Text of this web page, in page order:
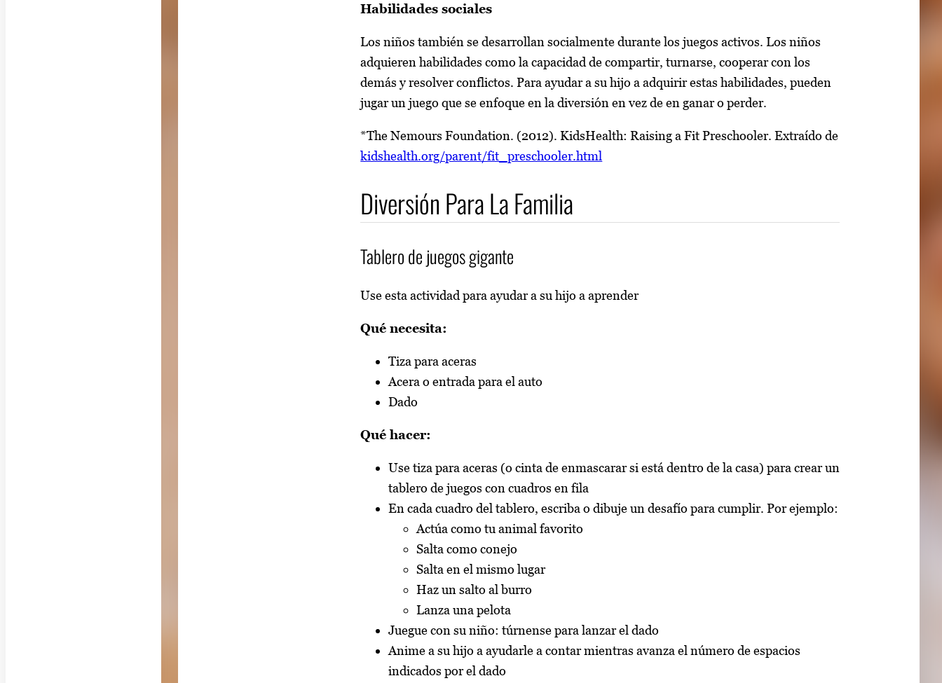
Habilidades sociales
Los niños también se desarrollan socialmente durante los juegos activos. Los niños
adquieren habilidades como la capacidad de compartir, turnarse, cooperar con los
demás y resolver conflictos. Para ayudar a su hijo a adquirir estas habilidades, pueden
jugar un juego que se enfoque en la diversión en vez de en ganar o perder.
*The Nemours Foundation. (2012). KidsHealth: Raising a Fit Preschooler. Extraído de
kidshealth.org/parent/fit_preschooler.html
Diversión Para La Familia
Tablero de juegos gigante
Use esta actividad para ayudar a su hijo a aprender
Qué necesita:
Tiza para aceras
Acera o entrada para el auto
Dado
Qué hacer:
Use tiza para aceras (o cinta de enmascarar si está dentro de la casa) para crear un
tablero de juegos con cuadros en fila
En cada cuadro del tablero, escriba o dibuje un desafío para cumplir. Por ejemplo:
Actúa como tu animal favorito
Salta como conejo
Salta en el mismo lugar
Haz un salto al burro
Lanza una pelota
Juegue con su niño: túrnense para lanzar el dado
Anime a su hijo a ayudarle a contar mientras avanza el número de espacios
indicados por el dado